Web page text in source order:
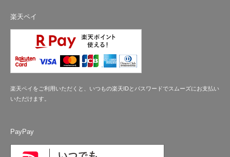
楽天ペイ
楽天ペイをご利用いただくと、いつもの楽天IDとパスワードでスムーズにお支払い
いただけます。
PayPay